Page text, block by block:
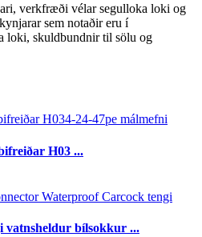
verkfræði vélar segulloka loki og
sem notaðir eru í
loki, skuldbundnir til sölu og
H03 ...
vatnsheldur bílsokkur ...